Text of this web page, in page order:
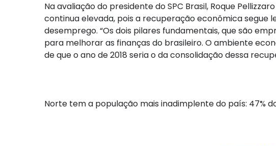
Na avaliação do presidente do SPC Brasil, Roque
continua elevada, pois a recuperação econômica segue
desemprego. “Os dois pilares fundamentais, que são
para melhorar as finanças do brasileiro. O ambiente
de que o ano de 2018 seria o da consolidação dessa
Norte tem a população mais inadimplente do país: 47%